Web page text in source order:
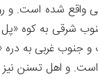
واقع شده است. و
شرقی به كوه «پل
و جنوب غربی به
است. و اهل تسنن نیز